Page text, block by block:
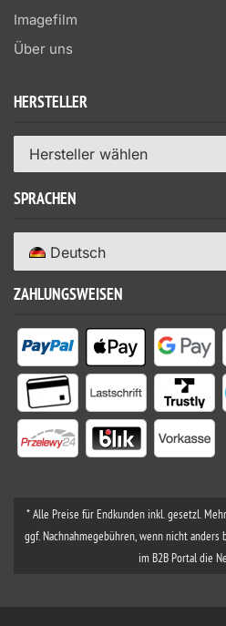
Imagefilm
Über uns
HERSTELLER
Hersteller wählen
SPRACHEN
Deutsch
ZAHLUNGSWEISEN
* Alle Preise für Endkunden inkl. gesetzl.
ggf. Nachnahmegebühren, wenn nicht anders
im B2B Portal die